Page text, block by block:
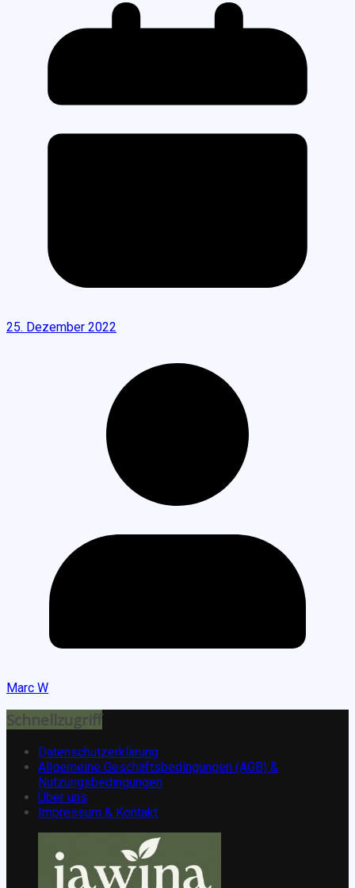
25. Dezember 2022
Marc W
Schnellzugriff
Datenschutzerklärung
Allgemeine Geschäftsbedingungen (AGB) &
Nutzungsbedingungen
Über uns
Impressum & Kontakt